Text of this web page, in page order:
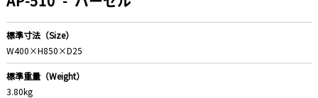
標準寸法（Size）
W400×H850×D25
標準重量（Weight）
3.80kg